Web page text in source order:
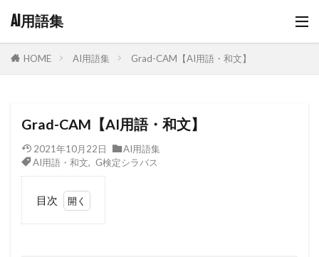
AI用語集
HOME AI用語集 Grad-CAM【AI用語・和文】
Grad-CAM【AI用語・和文】
2021年10月22日
AI用語集
AI用語・和文
G検定シラバス
目次